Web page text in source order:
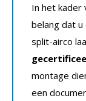
In het kader
belang dat
split-airco
montage
een